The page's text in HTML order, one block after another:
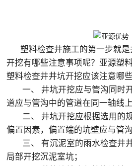
塑料检查井施工的第一步就是
开挖有哪些注意事项呢？亚源塑
塑料检查井井坑开挖应该注意哪些
一、 井坑开挖应与管沟同时
道应与管沟中的管道在同一轴线上
二、 井坑开挖应根据选用的
偏置因素，偏置端的坑壁应与管沟
三、 有沉泥室的雨水检查井
局部开挖沉泥室坑；